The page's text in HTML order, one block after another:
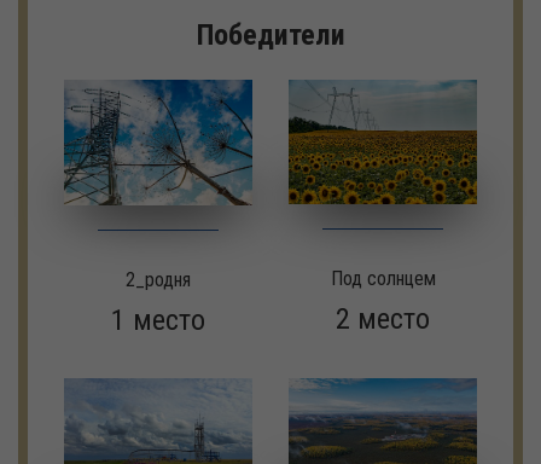
Победители
2_родня
1 место
Под солнцем
2 место